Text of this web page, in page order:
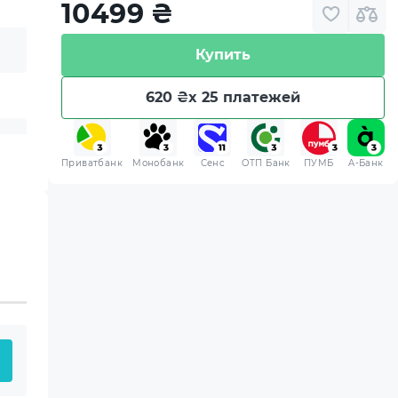
10499 ₴
Купить
620 ₴x 25 платежей
Приватбанк Монобанк Сенс ОТП Банк ПУМБ A-Банк